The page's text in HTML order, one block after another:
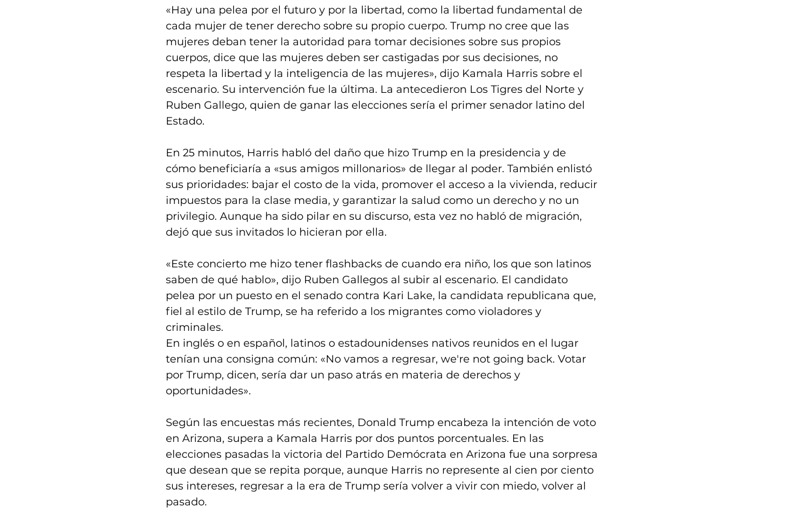
«Hay una pelea por el futuro y por la libertad, como la libertad fundamental de
cada mujer de tener derecho sobre su propio cuerpo. Trump no cree que las
mujeres deban tener la autoridad para tomar decisiones sobre sus propios
cuerpos, dice que las mujeres deben ser castigadas por sus decisiones, no
respeta la libertad y la inteligencia de las mujeres», dijo Kamala Harris sobre el
escenario. Su intervención fue la última. La antecedieron Los Tigres del Norte y
Ruben Gallego, quien de ganar las elecciones sería el primer senador latino del
Estado.
En 25 minutos, Harris habló del daño que hizo Trump en la presidencia y de
cómo beneficiaría a «sus amigos millonarios» de llegar al poder. También enlistó
sus prioridades: bajar el costo de la vida, promover el acceso a la vivienda, reducir
impuestos para la clase media, y garantizar la salud como un derecho y no un
privilegio. Aunque ha sido pilar en su discurso, esta vez no habló de migración,
dejó que sus invitados lo hicieran por ella.
«Este concierto me hizo tener flashbacks de cuando era niño, los que son latinos
saben de qué hablo», dijo Ruben Gallegos al subir al escenario. El candidato
pelea por un puesto en el senado contra Kari Lake, la candidata republicana que,
fiel al estilo de Trump, se ha referido a los migrantes como violadores y
criminales.
En inglés o en español, latinos o estadounidenses nativos reunidos en el lugar
tenían una consigna común: «No vamos a regresar, we're not going back. Votar
por Trump, dicen, sería dar un paso atrás en materia de derechos y
oportunidades».
Según las encuestas más recientes, Donald Trump encabeza la intención de voto
en Arizona, supera a Kamala Harris por dos puntos porcentuales. En las
elecciones pasadas la victoria del Partido Demócrata en Arizona fue una sorpresa
que desean que se repita porque, aunque Harris no represente al cien por ciento
sus intereses, regresar a la era de Trump sería volver a vivir con miedo, volver al
pasado.